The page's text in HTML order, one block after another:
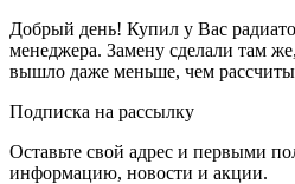
Добрый день! Купил у Вас
менеджера. Замену сделали там
вышло даже меньше, чем
Подписка на рассылку
Оставьте свой адрес и первыми
информацию, новости и акции.